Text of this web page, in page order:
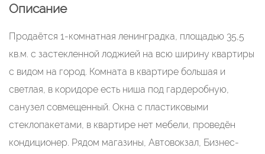
Описание
Продаётся 1-комнатная ленинградка, площадью 35,5
кв.м. с застекленной лоджией на всю ширину квартиры
с видом на город. Комната в квартире большая и
светлая, в коридоре есть ниша под гардеробную,
санузел совмещенный. Окна с пластиковыми
стеклопакетами, в квартире нет мебели, проведён
кондиционер. Рядом магазины, Автовокзал, Бизнес-